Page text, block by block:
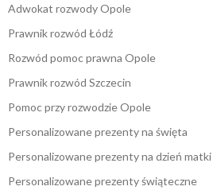
Adwokat rozwody Opole
Prawnik rozwód Łódź
Rozwód pomoc prawna Opole
Prawnik rozwód Szczecin
Pomoc przy rozwodzie Opole
Personalizowane prezenty na święta
Personalizowane prezenty na dzień matki
Personalizowane prezenty świąteczne